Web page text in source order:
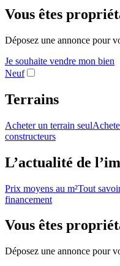
Vous êtes
Déposez une annonce pour
Je souhaite vendre mon bien
Neuf
Terrains
Acheter un terrain seul
constructeurs
L’actualité de
Prix moyens au m²Tout
financement
Vous êtes
Déposez une annonce pour